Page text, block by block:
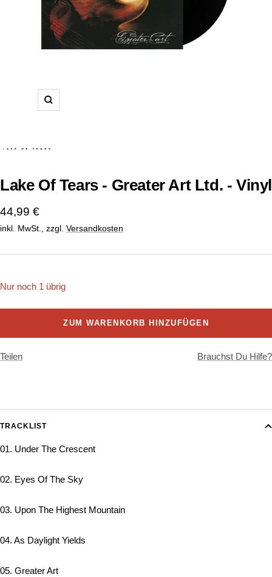
Zoom
Lake Of Tears - Greater Art Ltd. - Vinyl
Angebotspreis
44,99 €
inkl. MwSt., zzgl. Versandkosten
Nur noch 1 übrig
ZUM WARENKORB HINZUFÜGEN
Teilen Brauchst Du Hilfe?
TRACKLIST
01. Under The Crescent
02. Eyes Of The Sky
03. Upon The Highest Mountain
04. As Daylight Yields
05. Greater Art